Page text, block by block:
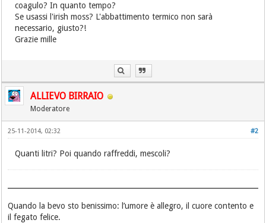
coagulo? In quanto tempo?
Se usassi l'irish moss? L'abbattimento termico non sarà
necessario, giusto?!
Grazie mille
ALLIEVO BIRRAIO
Moderatore
#2
25-11-2014, 02:32
Quanti litri? Poi quando raffreddi, mescoli?
Quando la bevo sto benissimo: l’umore è allegro, il cuore contento e
il fegato felice.